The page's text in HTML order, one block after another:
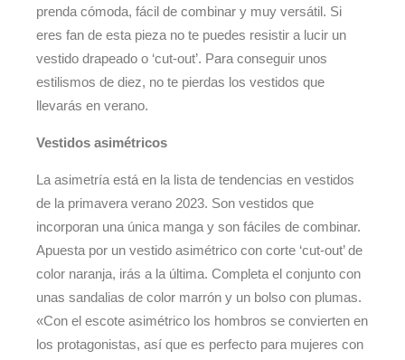
prenda cómoda, fácil de combinar y muy versátil. Si
eres fan de esta pieza no te puedes resistir a lucir un
vestido drapeado o ‘cut-out’. Para conseguir unos
estilismos de diez, no te pierdas los vestidos que
llevarás en verano.
Vestidos asimétricos
La asimetría está en la lista de tendencias en vestidos
de la primavera verano 2023. Son vestidos que
incorporan una única manga y son fáciles de combinar.
Apuesta por un vestido asimétrico con corte ‘cut-out’ de
color naranja, irás a la última. Completa el conjunto con
unas sandalias de color marrón y un bolso con plumas.
«Con el escote asimétrico los hombros se convierten en
los protagonistas, así que es perfecto para mujeres con